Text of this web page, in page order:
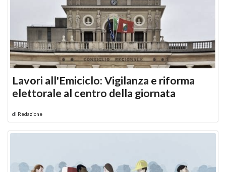
Lavori all'Emiciclo: Vigilanza e riforma
elettorale al centro della giornata
di Redazione